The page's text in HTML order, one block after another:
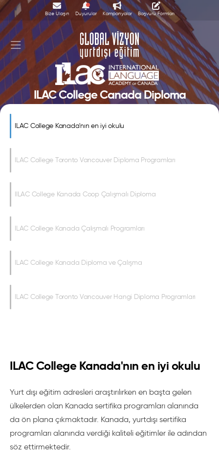
Bize Ulaşın Duyurular Kampanyalar Başvuru Formları
ILAC College Canada Diploma
ILAC College Kanada'nın en iyi okulu
ILAC College Toronto Vancouver Diploma Programları
IILAC College Kanada Coop Çalışmalı Diploma
ILAC College Kanada Çalışmalı Programları
ILAC College Kanada Diploma ve Çalışma
ILAC College Toronto Vancouver Hangi Diploma Programları
ILAC College Kanada'nın en iyi okulu
Yurt dışı eğitim adresleri araştırılırken en başta gelen
ülkelerden olan Kanada sertifika programları alanında
da ön plana çıkmaktadır. Kanada, yurtdışı sertifika
programları alanında verdiği kaliteli eğitimler ile adından
söz ettirmektedir.